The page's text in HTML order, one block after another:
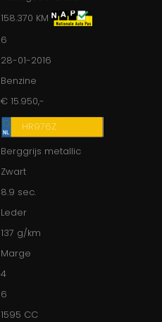
158.370 KM
6
28-01-2016
Benzine
€ 15.950,-
HR976Z
Berggrijs metallic
Zwart
8.9 sec.
Leder
137 g/km
Marge
4
6
1595 CC